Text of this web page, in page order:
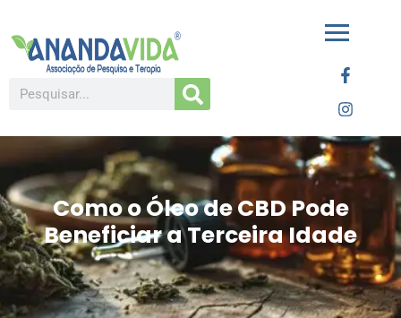
Como o Óleo de CBD Pode
Beneficiar a Terceira Idade